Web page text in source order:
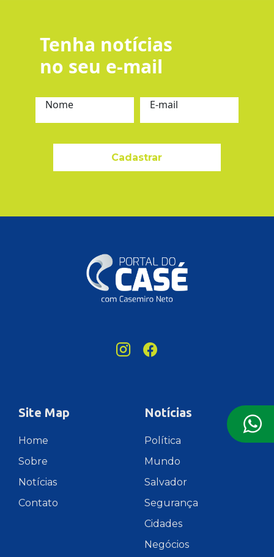
Tenha notícias
no seu e-mail
Nome E-mail
Cadastrar
Site Map
Home
Sobre
Notícias
Contato
Notícias
Política
Mundo
Salvador
Segurança
Cidades
Negócios